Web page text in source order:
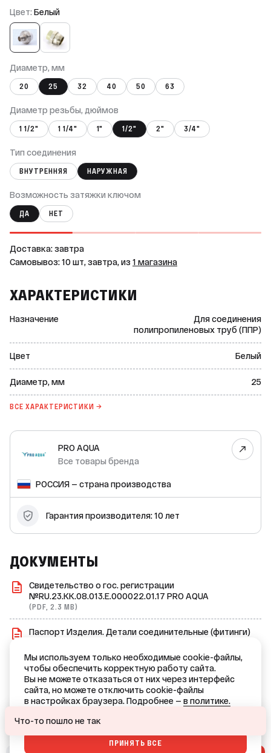
Цвет: Белый
Диаметр, мм
20 25 32 40 50 63
Диаметр резьбы, дюймов
1 1/2" 1 1/4" 1" 1/2" 2" 3/4"
Тип соединения
ВНУТРЕННЯЯ НАРУЖНАЯ
Возможность затяжки ключом
ДА НЕТ
Доставка: завтра
Самовывоз: 10 шт, завтра, из 1 магазина
ХАРАКТЕРИСТИКИ
Назначение
Для соединения
полипропиленовых труб (ППР)
Цвет Белый
Диаметр, мм 25
ВСЕ ХАРАКТЕРИСТИКИ →
PRO AQUA
Все товары бренда
РОССИЯ — страна производства
Гарантия производителя: 10 лет
ДОКУМЕНТЫ
Свидетельство о гос. регистрации
№RU.23.KK.08.013.E.000022.01.17 PRO AQUA
(PDF, 2.3 MB)
Паспорт Изделия. Детали соединительные (фитинги)
(PDF, 2.0 MB)
Сертификат дилера Pro Aqua
(PDF, 1.7 MB)
Ваш город — Краснодар?
Мы используем только необходимые cookie-файлы,
чтобы обеспечить корректную работу сайта.
Вы не можете отказаться от них через интерфейс
сайта, но можете отключить cookie-файлы
в настройках браузера. Подробнее — в политике.
ПРИНЯТЬ ВСЕ
Что-то пошло не так